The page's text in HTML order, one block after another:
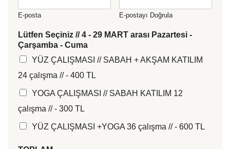
E-posta E-postayı Doğrula
Lütfen Seçiniz // 4 - 29 MART arası Pazartesi -
Çarşamba - Cuma
YÜZ ÇALIŞMASI // SABAH + AKŞAM KATILIM
24 çalışma // - 400 TL
YOGA ÇALIŞMASI // SABAH KATILIM 12
çalışma // - 300 TL
YÜZ ÇALIŞMASI +YOGA 36 çalışma // - 600 TL